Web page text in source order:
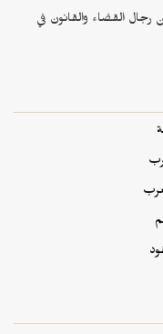
رجال القضاء والقانون في